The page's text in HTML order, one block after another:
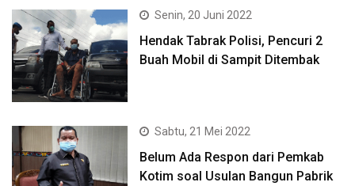
Senin, 20 Juni 2022
Hendak Tabrak Polisi, Pencuri 2
Buah Mobil di Sampit Ditembak
Sabtu, 21 Mei 2022
Belum Ada Respon dari Pemkab
Kotim soal Usulan Bangun Pabrik